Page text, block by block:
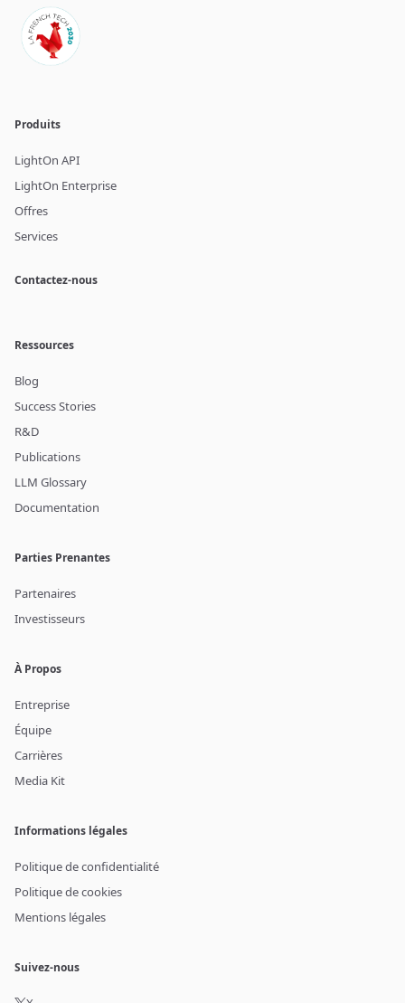
Produits
LightOn API
LightOn Enterprise
Offres
Services
Contactez-nous
Ressources
Blog
Success Stories
R&D
Publications
LLM Glossary
Documentation
Parties Prenantes
Partenaires
Investisseurs
À Propos
Entreprise
Équipe
Carrières
Media Kit
Informations légales
Politique de confidentialité
Politique de cookies
Mentions légales
Suivez-nous